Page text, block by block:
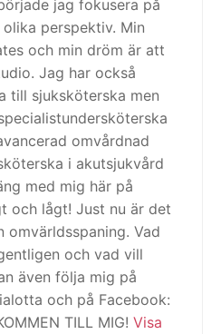
jag fokusera på
perspektiv. Min
och min dröm är att
Jag har också
till sjuksköterska men
omvårdnad
i akutsjukvård
med mig här på
och lågt! Just nu är det
omvärldsspaning. Vad
och vad vill
även följa mig på
och på Facebook:
TILL MIG! Visa